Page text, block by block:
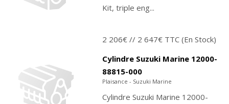
Kit, triple eng...
2 206€ // 2 647€ TTC (En Stock)
Cylindre Suzuki Marine 12000-
88815-000
Plaisance - Suzuki Marine
Cylindre Suzuki Marine 12000-